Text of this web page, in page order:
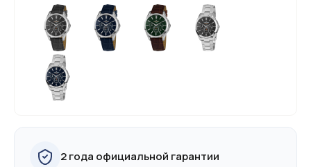
2 года официальной гарантии